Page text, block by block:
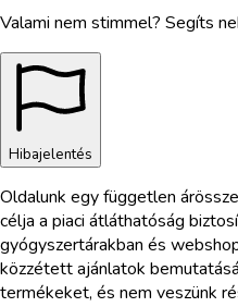
Valami nem stimmel? Segíts
Hibajelentés
Oldalunk egy független
célja a piaci átláthatóság
gyógyszertárakban és
közzétett ajánlatok
termékeket, és nem veszünk